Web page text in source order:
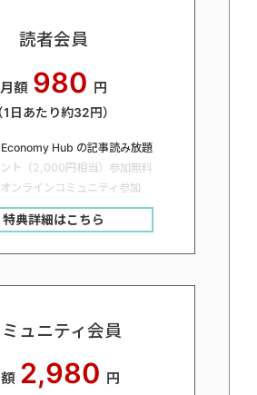
読者会員
月額 980 円
1日あたり約32円）
Hub の記事読み放題
ト（2,000円相当）参加無料
ンラインコミュニティ参加
特典詳細はこちら
ュニティ会員
2,980 円